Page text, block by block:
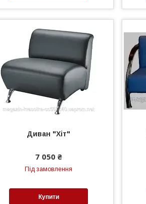
Диван "Хіт"
7 050 ₴
Під замовлення
Купити